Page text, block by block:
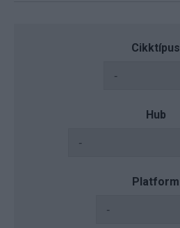
Cikktípus
Hub
Platform